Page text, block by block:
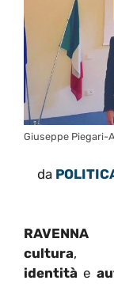
Giuseppe Piegari-
da
cultura
identità e